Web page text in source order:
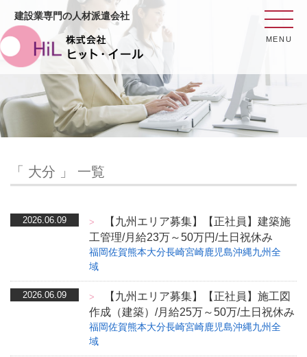
MENU
建設業専門の人材派遣会社
「 大分 」 一覧
2026.06.09 >
【九州エリア募集】【正社員】建築施
工管理/月給23万～50万円/土日祝休み
福岡佐賀熊本大分長崎宮崎鹿児島沖縄九州全
域
2026.06.09 >
【九州エリア募集】【正社員】施工図
作成（建築）/月給25万～50万/土日祝休み
福岡佐賀熊本大分長崎宮崎鹿児島沖縄九州全
域